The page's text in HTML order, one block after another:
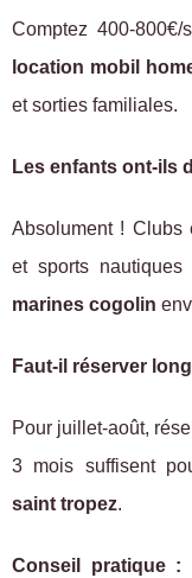
Comptez 400-
location mobil
et sorties familiales.
Les enfants ont-ils
Absolument ! Clubs
et sports
marines cogolin
Faut-il réserver
Pour juillet-août,
3 mois suffisent
saint tropez.
Conseil pratique :